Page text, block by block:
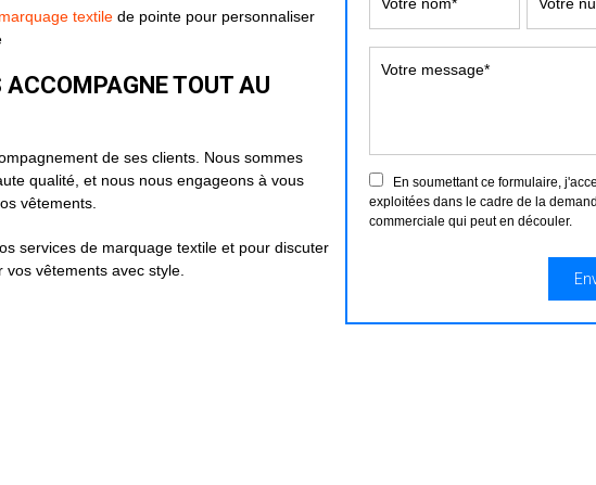
marquage textile de pointe pour personnaliser
TOUT AU
de ses clients. Nous sommes
qualité, et nous nous engageons à vous
vêtements.
services de marquage textile et pour discuter
vêtements avec style.
En soumettant ce formulaire,
exploitées dans le cadre de la
commerciale qui peut en découler.